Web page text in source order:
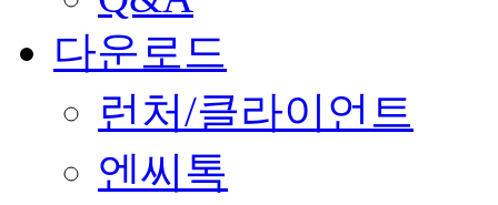
다운로드
런처/클라이언트
엔씨톡